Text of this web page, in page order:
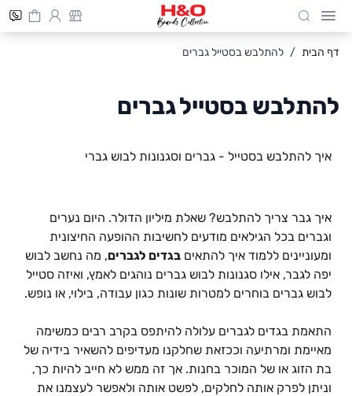
Cart
חיפוש
דף הבית / להתלבש בסטייל גברים
להתלבש בסטייל גברים
איך להתלבש בסטייל - גברים וסגנונות לבוש גברי
איך גבר צריך להתלבש? שאלת מיליון הדולר. היום נערים
וגברים בכל הגילאים מודעים לחשיבות ההופעה החיצונית
ומעוניינים ללמוד איך להתאים בגדים לגברים, מה נחשב לבוש
יפה לגבר, אילו סגנונות לבוש גברים נוהגים לאמץ, ואיזה סטייל
לבוש גברים בוחרים למטרות שונות כגון עבודה, בילוי, או נופש.
התאמת בגדים לגברים עלולה להיתפס בקרב רבים כמשימה
מאיימת ומרתיעה וככזאת שחלקנו מעדיפים להשאיר בידיה של
בת הזוג או של המוכר בחנות. אך זה ממש לא חייב להיות כך,
וניתן לפרק אותה לחלקים, לפשט אותה ולאפשר לעצמנו את